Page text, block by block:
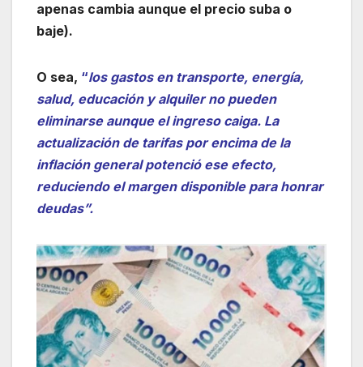
apenas cambia aunque el precio suba o
baje).
O sea, “los gastos en transporte, energía,
salud, educación y alquiler no pueden
eliminarse aunque el ingreso caiga. La
actualización de tarifas por encima de la
inflación general potenció ese efecto,
reduciendo el margen disponible para honrar
deudas”.